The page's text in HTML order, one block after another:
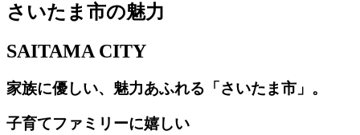
さいたま市の魅力
SAITAMA CITY
家族に優しい、魅力あふれる「さいたま市」。
子育てファミリーに嬉しい